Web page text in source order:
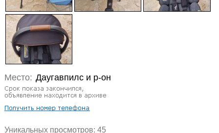
Место: Даугавпилс и р-он
Уникальных просмотров: 45